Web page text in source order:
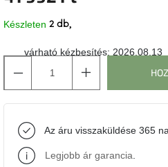
J-
gyűjtemény
Ame
Yens
gyűjtemény
Készleten
várható kézbesítés: 2026.08.13
2 db
Az áru visszaküldése 365
Legjobb ár garancia